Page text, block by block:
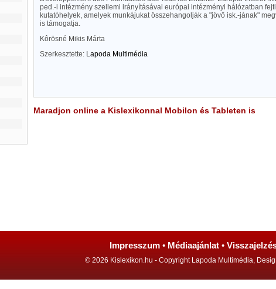
ped.-i intézmény szellemi irányításával európai intézményi hálózatban
kutatóhelyek, amelyek munkájukat összehangolják a "jövő isk.-jának"
is támogatja.
Kôrösné Mikis Márta
Szerkesztette: Lapoda Multimédia
Maradjon online a Kislexikonnal Mobilon és Tableten is
Impresszum • Médiaajánlat •
© 2026 Kislexikon.hu - Copyright Lapoda Multimédia,